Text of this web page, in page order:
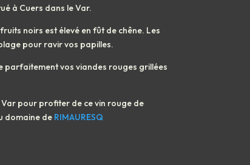
à Cuers dans le Var.
noirs est élevé en fût de chêne. Les
pour ravir vos papilles.
parfaitement vos viandes rouges grillées
pour profiter de ce vin rouge de
domaine de RIMAURESQ